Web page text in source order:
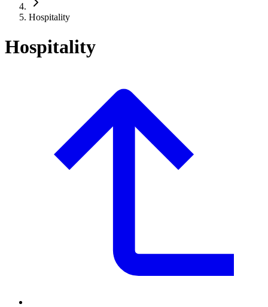
Hospitality
Hospitality